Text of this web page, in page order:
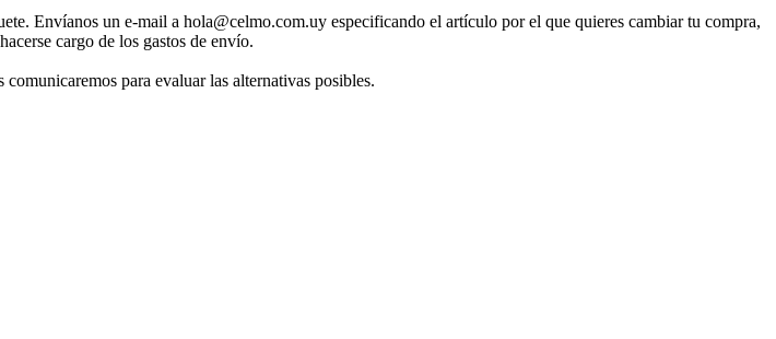
Envíanos un e-mail a hola@celmo.com.uy especificando el artículo por el que quieres cambiar tu compra,
cargo de los gastos de envío.
para evaluar las alternativas posibles.